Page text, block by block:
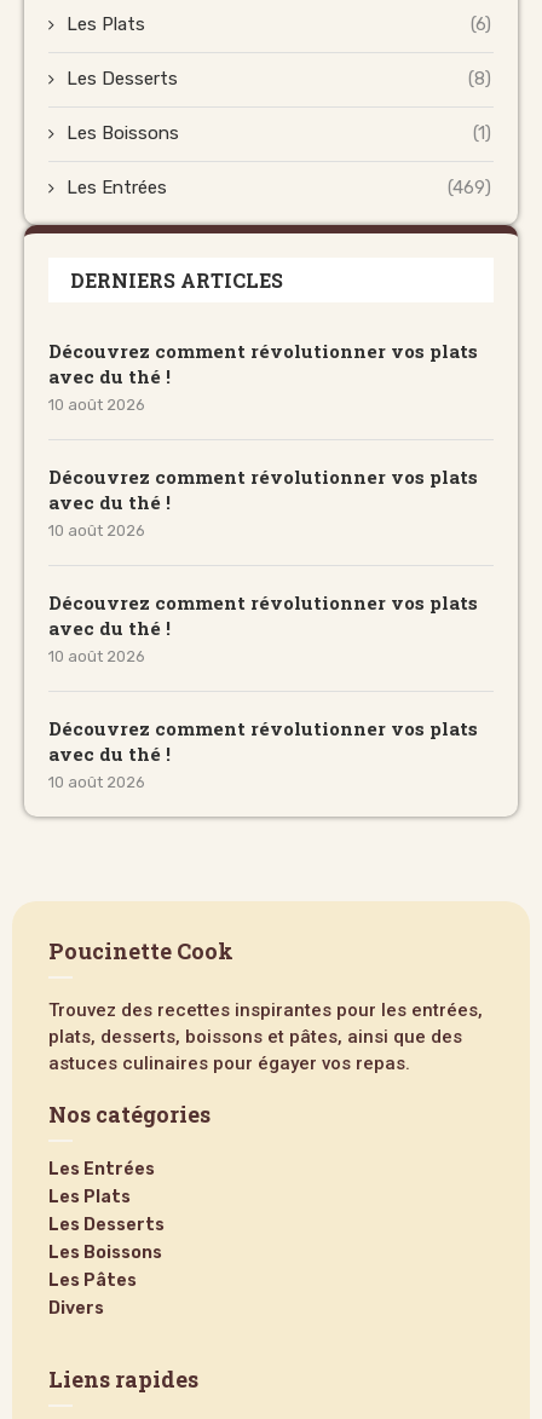
Les Plats (6)
Les Desserts (8)
Les Boissons (1)
Les Entrées (469)
DERNIERS ARTICLES
Découvrez comment révolutionner vos plats
avec du thé !
10 août 2026
Découvrez comment révolutionner vos plats
avec du thé !
10 août 2026
Découvrez comment révolutionner vos plats
avec du thé !
10 août 2026
Découvrez comment révolutionner vos plats
avec du thé !
10 août 2026
Poucinette Cook
Trouvez des recettes inspirantes pour les entrées,
plats, desserts, boissons et pâtes, ainsi que des
astuces culinaires pour égayer vos repas.
Nos catégories
Les Entrées
Les Plats
Les Desserts
Les Boissons
Les Pâtes
Divers
Liens rapides